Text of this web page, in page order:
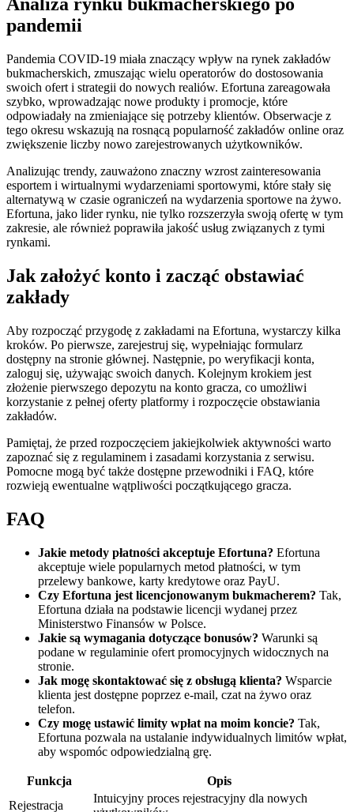
pandemii
Pandemia COVID-19 miała znaczący wpływ na rynek zakładów
bukmacherskich, zmuszając wielu operatorów do dostosowania
swoich ofert i strategii do nowych realiów. Efortuna zareagowała
szybko, wprowadzając nowe produkty i promocje, które
odpowiadały na zmieniające się potrzeby klientów. Obserwacje z
tego okresu wskazują na rosnącą popularność zakładów online oraz
zwiększenie liczby nowo zarejestrowanych użytkowników.
Analizując trendy, zauważono znaczny wzrost zainteresowania
esportem i wirtualnymi wydarzeniami sportowymi, które stały się
alternatywą w czasie ograniczeń na wydarzenia sportowe na żywo.
Efortuna, jako lider rynku, nie tylko rozszerzyła swoją ofertę w tym
zakresie, ale również poprawiła jakość usług związanych z tymi
rynkami.
Jak założyć konto i zacząć obstawiać
zakłady
Aby rozpocząć przygodę z zakładami na Efortuna, wystarczy kilka
kroków. Po pierwsze, zarejestruj się, wypełniając formularz
dostępny na stronie głównej. Następnie, po weryfikacji konta,
zaloguj się, używając swoich danych. Kolejnym krokiem jest
złożenie pierwszego depozytu na konto gracza, co umożliwi
korzystanie z pełnej oferty platformy i rozpoczęcie obstawiania
zakładów.
Pamiętaj, że przed rozpoczęciem jakiejkolwiek aktywności warto
zapoznać się z regulaminem i zasadami korzystania z serwisu.
Pomocne mogą być także dostępne przewodniki i FAQ, które
rozwieją ewentualne wątpliwości początkującego gracza.
FAQ
Jakie metody płatności akceptuje Efortuna? Efortuna
akceptuje wiele popularnych metod płatności, w tym
przelewy bankowe, karty kredytowe oraz PayU.
Czy Efortuna jest licencjonowanym bukmacherem? Tak,
Efortuna działa na podstawie licencji wydanej przez
Ministerstwo Finansów w Polsce.
Jakie są wymagania dotyczące bonusów? Warunki są
podane w regulaminie ofert promocyjnych widocznych na
stronie.
Jak mogę skontaktować się z obsługą klienta? Wsparcie
klienta jest dostępne poprzez e-mail, czat na żywo oraz
telefon.
Czy mogę ustawić limity wpłat na moim koncie? Tak,
Efortuna pozwala na ustalanie indywidualnych limitów wpłat,
aby wspomóc odpowiedzialną grę.
Funkcja
Opis
Rejestracja
Intuicyjny proces rejestracyjny dla nowych